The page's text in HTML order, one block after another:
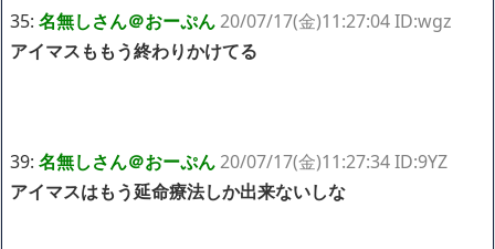
35: 名無しさん＠おーぷん20/07/17(金)11:27:04 ID:wgz
アイマスももう終わりかけてる
39: 名無しさん＠おーぷん20/07/17(金)11:27:34 ID:9YZ
アイマスはもう延命療法しか出来ないしな